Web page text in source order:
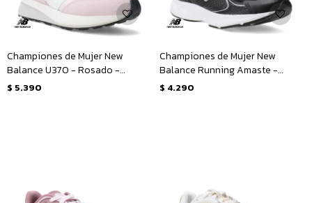
Championes de Mujer New
Balance U370 - Rosado -
Blanco
$ 5.390
Championes de Mujer New
Balance Running Amaste -
Negro - Plata
$ 4.290